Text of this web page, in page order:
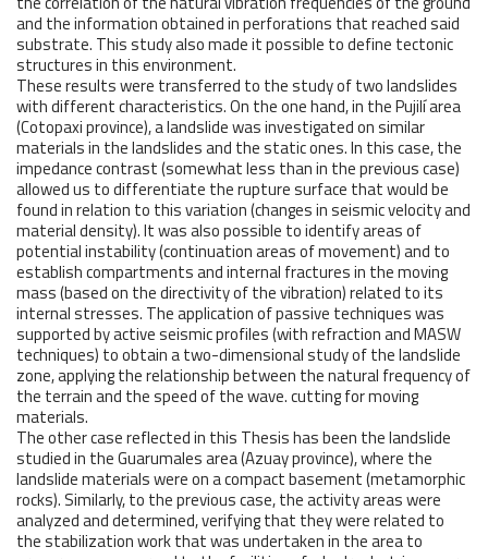
and the information obtained in perforations that reached said
substrate. This study also made it possible to define tectonic
structures in this environment.
These results were transferred to the study of two landslides
with different characteristics. On the one hand, in the Pujilí area
(Cotopaxi province), a landslide was investigated on similar
materials in the landslides and the static ones. In this case, the
impedance contrast (somewhat less than in the previous case)
allowed us to differentiate the rupture surface that would be
found in relation to this variation (changes in seismic velocity and
material density). It was also possible to identify areas of
potential instability (continuation areas of movement) and to
establish compartments and internal fractures in the moving
mass (based on the directivity of the vibration) related to its
internal stresses. The application of passive techniques was
supported by active seismic profiles (with refraction and MASW
techniques) to obtain a two-dimensional study of the landslide
zone, applying the relationship between the natural frequency of
the terrain and the speed of the wave. cutting for moving
materials.
The other case reflected in this Thesis has been the landslide
studied in the Guarumales area (Azuay province), where the
landslide materials were on a compact basement (metamorphic
rocks). Similarly, to the previous case, the activity areas were
analyzed and determined, verifying that they were related to
the stabilization work that was undertaken in the area to